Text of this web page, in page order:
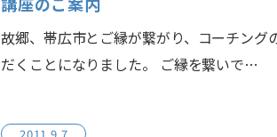
故郷、帯広市とご縁が繋がり、コーチン
だくことになりました。 ご縁を繋いで…